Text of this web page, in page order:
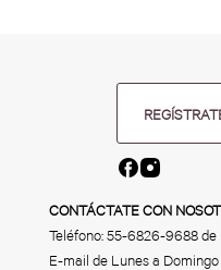
CONTÁCTATE CON
Teléfono:55-6826-9688de
E-mail de Lunes a